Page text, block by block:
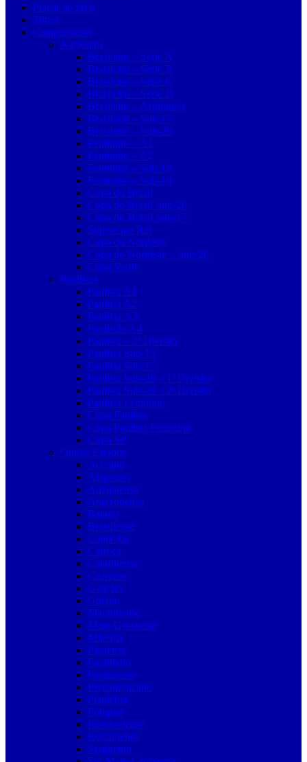
Placar ao vivo
Times
Campeonatos
Nacionais
Brasileiro – Série A
Brasileiro – Série B
Brasileiro – Série C
Brasileiro – Série D
Brasileiro – Aspirantes
Brasileiro – Sub-17
Brasileiro – Sub-20
Feminino – A1
Feminino – A2
Feminino – Sub-18
Feminino – Sub-16
Copa do Brasil
Copa do Brasil Sub-20
Copa do Brasil Sub-17
Supercopa Rei
Copa do Nordeste
Copa do Nordeste – Sub-20
Copa Verde
Paulistas
Paulista A1
Paulista A2
Paulista A3
Paulistão A4
Paulista – 2ª Divisão
Paulista Sub-15
Paulista Sub-17
Paulista Sub-20 – 1ª Divisão
Paulista Sub-20 – 2ª Divisão
Paulista Feminino
Copa Paulista
Copa Paulista Feminina
Copa SP
Outros Estados
Acreano
Alagoano
Amapaense
Amazonense
Baiano
Brasiliense
Capixaba
Carioca
Catarinense
Cearense
Gaúcho
Goiano
Maranhense
Mato-Grossense
Mineiro
Paraense
Paraibano
Paranaense
Pernambucano
Piauiense
Potiguar
Rondoniense
Roraimense
Sergipano